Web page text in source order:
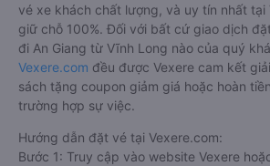
vé xe khách chất lượng, và uy tín nhất tại
giữ chỗ 100%. Đối với bất cứ giao dịch
đi An Giang từ Vĩnh Long nào của quý
Vexere.com đều được Vexere cam kết
sách tặng coupon giảm giá hoặc hoàn
trường hợp sự việc.
Hướng dẫn đặt vé tại Vexere.com:
Bước 1: Truy cập vào website Vexere